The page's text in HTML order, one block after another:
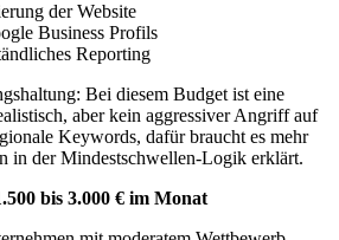
der Website
Business Profils
Reporting
Bei diesem Budget ist eine
aber kein aggressiver Angriff auf
Keywords, dafür braucht es mehr
in der Mindestschwellen-Logik erklärt.
bis 3.000 € im Monat